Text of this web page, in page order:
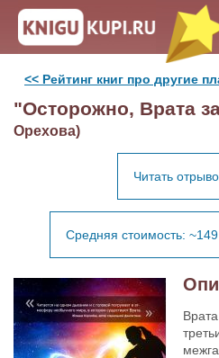
<< Рейтинг книг про другие
"Осторожно, Врата
Орехова)
Читать
Средняя стоимость: ~149